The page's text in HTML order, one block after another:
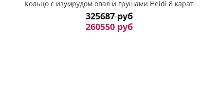
Кольцо с изумрудом овал и грушами Heidi 8 карат
325687 руб
260550 руб